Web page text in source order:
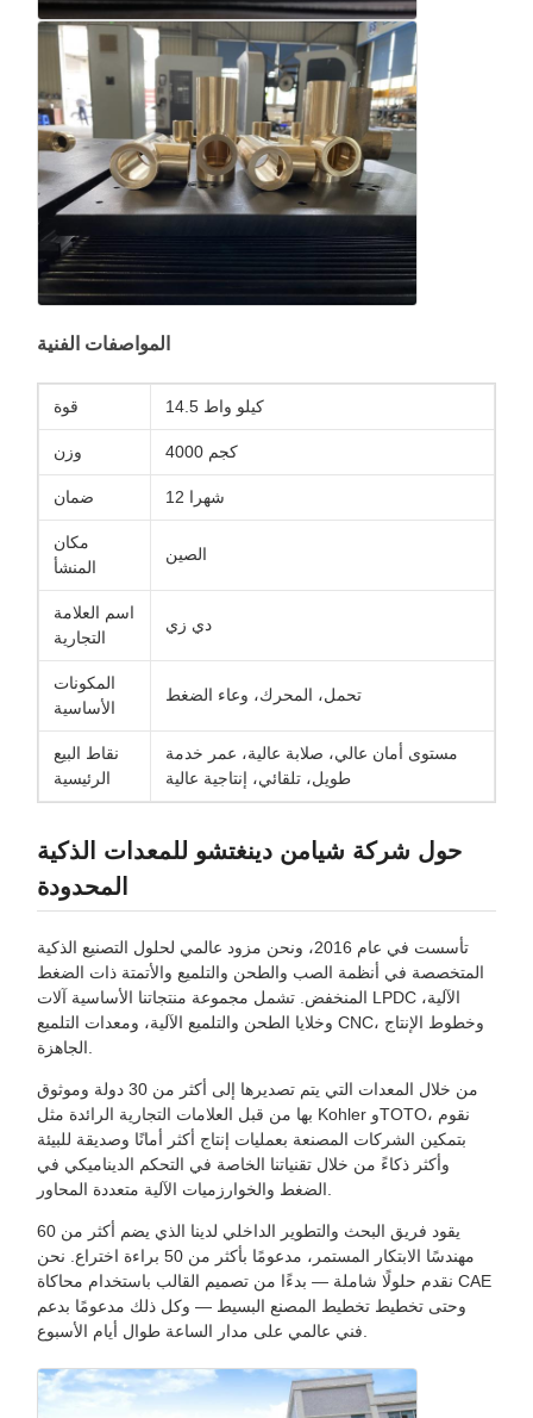
المواصفات الفنية
قوة 14.5 كيلو واط
وزن 4000 كجم
ضمان 12 شهرا
مكان
المنشأ
الصين
اسم العلامة
التجارية
دي زي
المكونات
الأساسية
تحمل، المحرك، وعاء الضغط
نقاط البيع
الرئيسية
مستوى أمان عالي، صلابة عالية، عمر خدمة
طويل، تلقائي، إنتاجية عالية
حول شركة شيامن دينغتشو للمعدات الذكية
المحدودة
تأسست في عام 2016، ونحن مزود عالمي لحلول التصنيع الذكية
المتخصصة في أنظمة الصب والطحن والتلميع والأتمتة ذات الضغط
المنخفض. تشمل مجموعة منتجاتنا الأساسية آلات LPDC الآلية،
وخلايا الطحن والتلميع الآلية، ومعدات التلميع CNC، وخطوط الإنتاج
الجاهزة.
من خلال المعدات التي يتم تصديرها إلى أكثر من 30 دولة وموثوق
بها من قبل العلامات التجارية الرائدة مثل Kohler وTOTO، نقوم
بتمكين الشركات المصنعة بعمليات إنتاج أكثر أمانًا وصديقة للبيئة
وأكثر ذكاءً من خلال تقنياتنا الخاصة في التحكم الديناميكي في
الضغط والخوارزميات الآلية متعددة المحاور.
يقود فريق البحث والتطوير الداخلي لدينا الذي يضم أكثر من 60
مهندسًا الابتكار المستمر، مدعومًا بأكثر من 50 براءة اختراع. نحن
نقدم حلولًا شاملة — بدءًا من تصميم القالب باستخدام محاكاة CAE
وحتى تخطيط تخطيط المصنع البسيط — وكل ذلك مدعومًا بدعم
فني عالمي على مدار الساعة طوال أيام الأسبوع.